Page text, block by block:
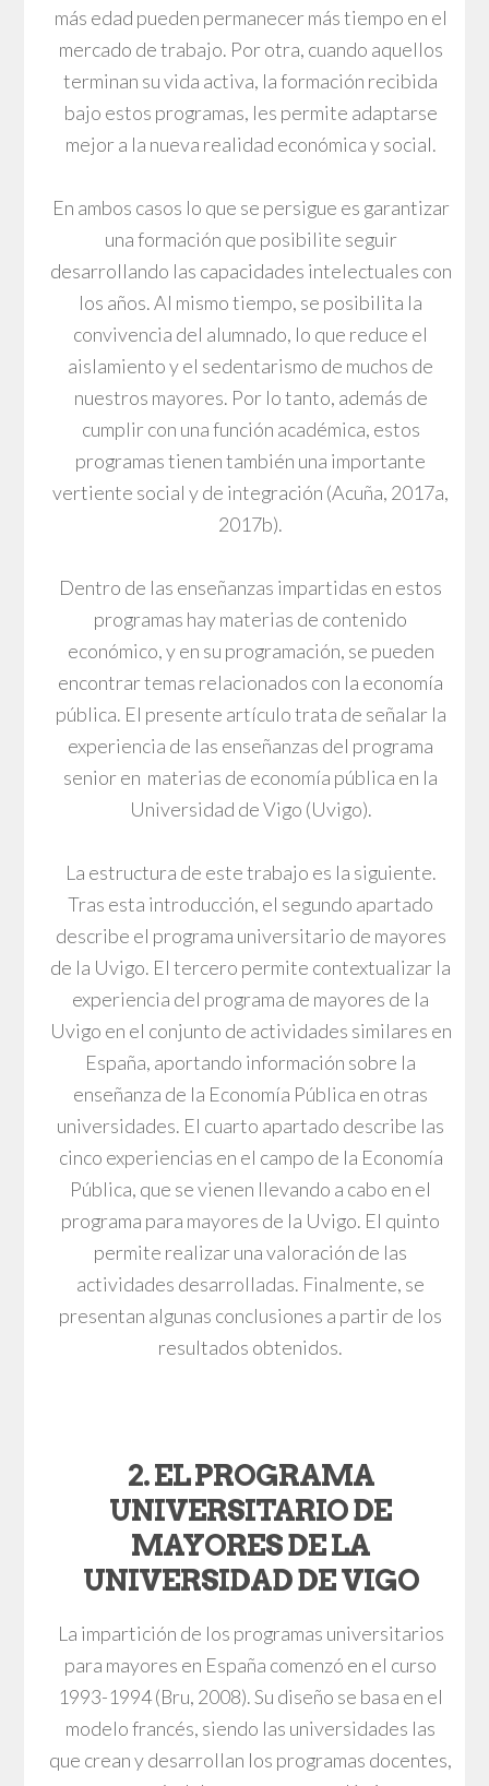
más edad pueden permanecer más tiempo en el
mercado de trabajo. Por otra, cuando aquellos
terminan su vida activa, la formación recibida
bajo estos programas, les permite adaptarse
mejor a la nueva realidad económica y social.
En ambos casos lo que se persigue es garantizar
una formación que posibilite seguir
desarrollando las capacidades intelectuales con
los años. Al mismo tiempo, se posibilita la
convivencia del alumnado, lo que reduce el
aislamiento y el sedentarismo de muchos de
nuestros mayores. Por lo tanto, además de
cumplir con una función académica, estos
programas tienen también una importante
vertiente social y de integración (Acuña, 2017a,
2017b).
Dentro de las enseñanzas impartidas en estos
programas hay materias de contenido
económico, y en su programación, se pueden
encontrar temas relacionados con la economía
pública. El presente artículo trata de señalar la
experiencia de las enseñanzas del programa
senior en materias de economía pública en la
Universidad de Vigo (Uvigo).
La estructura de este trabajo es la siguiente.
Tras esta introducción, el segundo apartado
describe el programa universitario de mayores
de la Uvigo. El tercero permite contextualizar la
experiencia del programa de mayores de la
Uvigo en el conjunto de actividades similares en
España, aportando información sobre la
enseñanza de la Economía Pública en otras
universidades. El cuarto apartado describe las
cinco experiencias en el campo de la Economía
Pública, que se vienen llevando a cabo en el
programa para mayores de la Uvigo. El quinto
permite realizar una valoración de las
actividades desarrolladas. Finalmente, se
presentan algunas conclusiones a partir de los
resultados obtenidos.
2. EL PROGRAMA
UNIVERSITARIO DE
MAYORES DE LA
UNIVERSIDAD DE VIGO
La impartición de los programas universitarios
para mayores en España comenzó en el curso
1993-1994 (Bru, 2008). Su diseño se basa en el
modelo francés, siendo las universidades las
que crean y desarrollan los programas docentes,